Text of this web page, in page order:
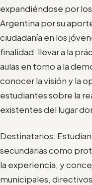
expandiéndose por
Argentina por su
ciudadanía en los
finalidad: llevar a la
aulas en torno a la
conocer la visión y la
estudiantes sobre la
existentes del lugar
Destinatarios:
secundarias como
la experiencia, y
municipales,